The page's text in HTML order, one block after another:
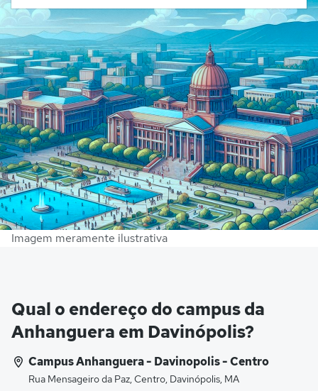
Imagem meramente ilustrativa
Qual o endereço do campus da
Anhanguera em Davinópolis?
Campus Anhanguera - Davinopolis - Centro
Rua Mensageiro da Paz, Centro, Davinópolis, MA